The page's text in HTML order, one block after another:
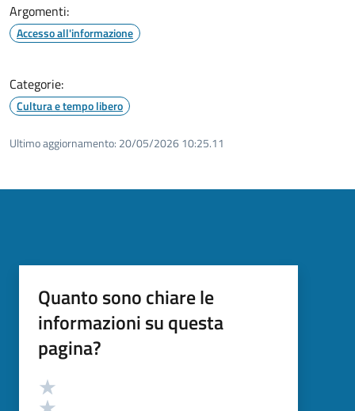
Argomenti:
Accesso all'informazione
Categorie:
Cultura e tempo libero
Ultimo aggiornamento: 20/05/2026 10:25.11
Quanto sono chiare le
informazioni su questa
pagina?
Valutazione